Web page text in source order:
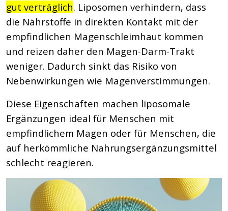
gut verträglich. Liposomen verhindern, dass
die Nährstoffe in direkten Kontakt mit der
empfindlichen Magenschleimhaut kommen
und reizen daher den Magen-Darm-Trakt
weniger. Dadurch sinkt das Risiko von
Nebenwirkungen wie Magenverstimmungen.
Diese Eigenschaften machen liposomale
Ergänzungen ideal für Menschen mit
empfindlichem Magen oder für Menschen, die
auf herkömmliche Nahrungsergänzungsmittel
schlecht reagieren.